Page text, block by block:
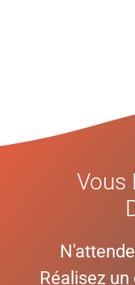
Vous
Réalisez